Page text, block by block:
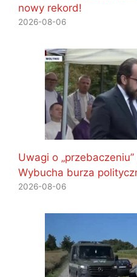
nowy rekord!
2026-08-06
Uwagi o
Wybucha burza
2026-08-06